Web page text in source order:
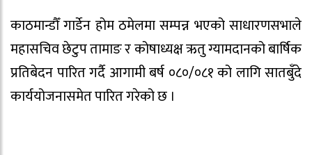
काठमान्डौँ गार्डेन होम ठमेलमा सम्पन्न भएको साधारणसभाले
महासचिव छेटुप तामाङ र कोषाध्यक्ष ऋतु ग्यामदानको बार्षिक
प्रतिबेदन पारित गर्दै आगामी बर्ष ०८०/०८१ को लागि सातबुँदे
कार्ययोजनासमेत पारित गरेको छ ।